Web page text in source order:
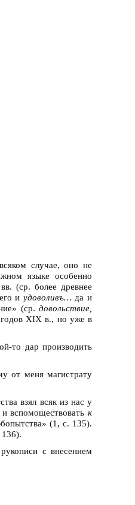
случае, оно не
языке особенно
(ср. более древнее
и удоволивъ…да и
(ср.довольствие,
XIX в., но уже в
то дар производить
от меня магистрату
взял всяк из нас у
вспомоществовать к
(1, с. 135).
136).
с внесением